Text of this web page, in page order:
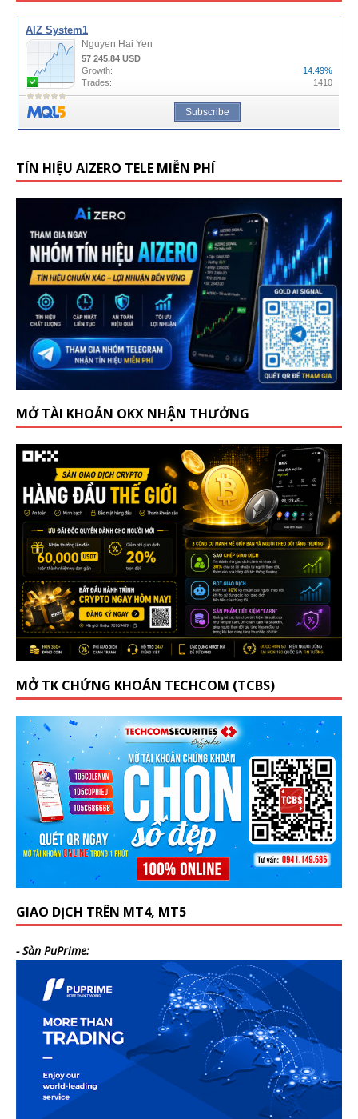
TÍN HIỆU AIZERO TELE MIỄN PHÍ
MỞ TÀI KHOẢN OKX NHẬN THƯỞNG
MỞ TK CHỨNG KHOÁN TECHCOM (TCBS)
GIAO DỊCH TRÊN MT4, MT5
- Sàn PuPrime: